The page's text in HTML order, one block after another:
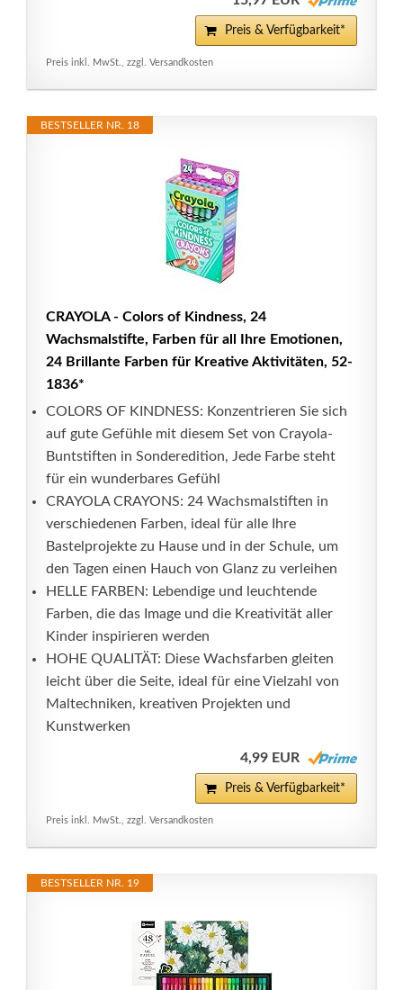
Preis & Verfügbarkeit*
Preis inkl. MwSt., zzgl. Versandkosten
BESTSELLER NR. 18
CRAYOLA - Colors of Kindness, 24
Wachsmalstifte, Farben für all Ihre Emotionen,
24 Brillante Farben für Kreative Aktivitäten, 52-
1836*
COLORS OF KINDNESS: Konzentrieren Sie sich
auf gute Gefühle mit diesem Set von Crayola-
Buntstiften in Sonderedition, Jede Farbe steht
für ein wunderbares Gefühl
CRAYOLA CRAYONS: 24 Wachsmalstiften in
verschiedenen Farben, ideal für alle Ihre
Bastelprojekte zu Hause und in der Schule, um
den Tagen einen Hauch von Glanz zu verleihen
HELLE FARBEN: Lebendige und leuchtende
Farben, die das Image und die Kreativität aller
Kinder inspirieren werden
HOHE QUALITÄT: Diese Wachsfarben gleiten
leicht über die Seite, ideal für eine Vielzahl von
Maltechniken, kreativen Projekten und
Kunstwerken
4,99 EUR
Preis & Verfügbarkeit*
Preis inkl. MwSt., zzgl. Versandkosten
BESTSELLER NR. 19